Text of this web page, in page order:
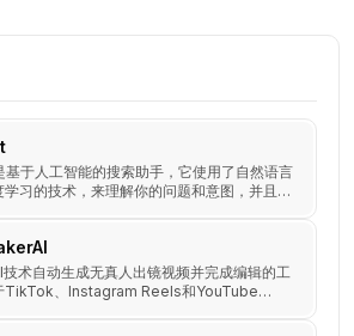
基于人工智能的搜索助手，它使用了自然语言
学习的技术，来理解你的问题和意图，并且从
术自动生成无真人出镜视频并完成编辑的工
TikTok、Instagram Reels和YouTube